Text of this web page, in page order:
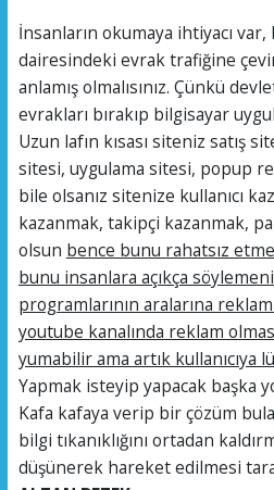
İnsanların okumaya ihtiyacı var,
dairesindeki evrak trafiğine
anlamış olmalısınız. Çünkü
evrakları bırakıp bilgisayar
Uzun lafın kısası siteniz satış
sitesi, uygulama sitesi, popup
bile olsanız sitenize kullanıcı
kazanmak, takipçi kazanmak,
olsun bence bunu rahatsız
bunu insanlara açıkça
programlarının aralarına
youtube kanalında reklam
yumabilir ama artık
Yapmak isteyip yapacak başka
Kafa kafaya verip bir çözüm
bilgi tıkanıklığını ortadan
düşünerek hareket edilmesi